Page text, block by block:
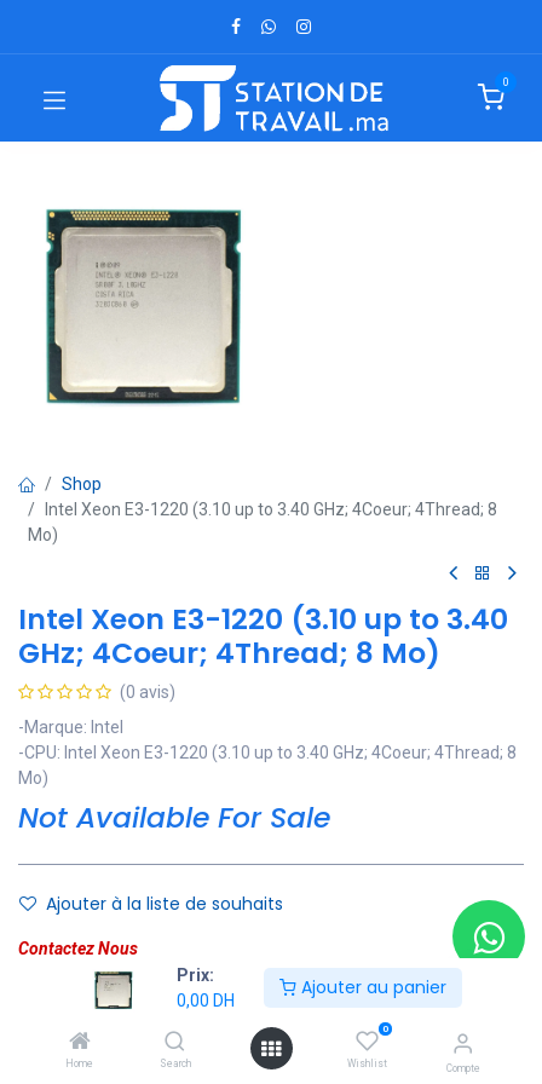
Prix:
0,00 DH
Ajouter au panier
Home Search
0
Wishlist Compte
0
Shop
Intel Xeon E3-1220 (3.10 up to 3.40 GHz; 4Coeur; 4Thread; 8
Mo)
Intel Xeon E3-1220 (3.10 up to 3.40
GHz; 4Coeur; 4Thread; 8 Mo)
(0 avis)
-Marque: Intel
-CPU: Intel Xeon E3-1220 (3.10 up to 3.40 GHz; 4Coeur; 4Thread; 8
Mo)
Not Available For Sale
Ajouter à la liste de souhaits
Contactez Nous
Soyez averti lorsque le produit est de nouveau en stock
Enregistrer pour plus tard